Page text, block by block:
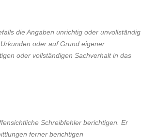
die Angaben unrichtig oder unvollständig
oder auf Grund eigener
oder vollständigen Sachverhalt in das
Schreibfehler berichtigen. Er
ferner berichtigen